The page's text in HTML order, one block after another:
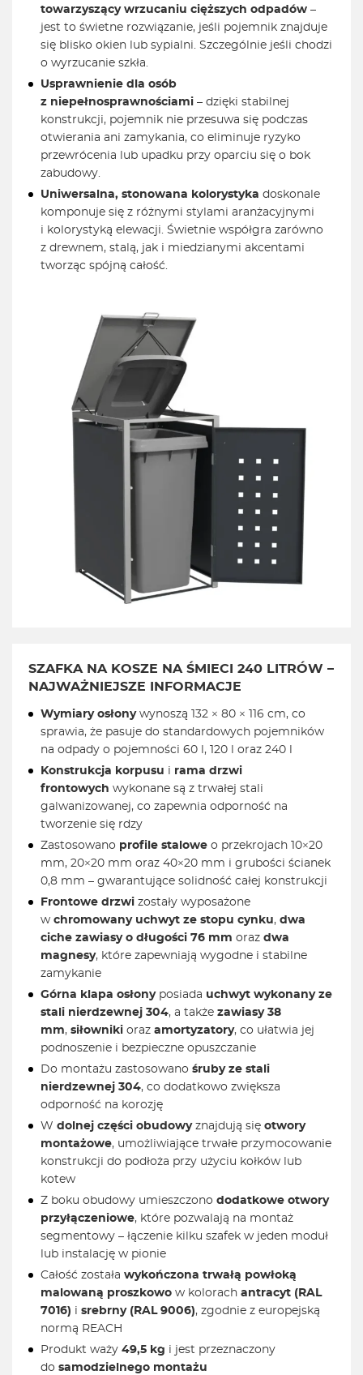
towarzyszący wrzucaniu cięższych odpadów –
jest to świetne rozwiązanie, jeśli pojemnik znajduje
się blisko okien lub sypialni. Szczególnie jeśli chodzi
o wyrzucanie szkła.
Usprawnienie dla osób
z niepełnosprawnościami – dzięki stabilnej
konstrukcji, pojemnik nie przesuwa się podczas
otwierania ani zamykania, co eliminuje ryzyko
przewrócenia lub upadku przy oparciu się o bok
zabudowy.
Uniwersalna, stonowana kolorystyka doskonale
komponuje się z różnymi stylami aranżacyjnymi
i kolorystyką elewacji. Świetnie współgra zarówno
z drewnem, stalą, jak i miedzianymi akcentami
tworząc spójną całość.
SZAFKA NA KOSZE NA ŚMIECI 240 LITRÓW –
NAJWAŻNIEJSZE INFORMACJE
Wymiary osłonywynoszą 132 × 80 × 116 cm, co
sprawia, że pasuje do standardowych pojemników
na odpady o pojemności 60 l, 120 l oraz 240 l
Konstrukcja korpusu i rama drzwi
frontowych wykonane są z trwałej stali
galwanizowanej, co zapewnia odporność na
tworzenie się rdzy
Zastosowano profile stalowe o przekrojach 10×20
mm, 20×20 mm oraz 40×20 mm i grubości ścianek
0,8 mm – gwarantujące solidność całej konstrukcji
Frontowe drzwi zostały wyposażone
w chromowany uchwyt ze stopu cynku, dwa
ciche zawiasy o długości 76 mm oraz dwa
magnesy, które zapewniają wygodne i stabilne
zamykanie
Górna klapa osłonyposiada uchwyt wykonany ze
stali nierdzewnej 304, a także zawiasy 38
mm, siłowniki oraz amortyzatory, co ułatwia jej
podnoszenie i bezpieczne opuszczanie
Do montażu zastosowano śruby ze stali
nierdzewnej 304, co dodatkowo zwiększa
odporność na korozję
W dolnej części obudowyznajdują się otwory
montażowe, umożliwiające trwałe przymocowanie
konstrukcji do podłoża przy użyciu kołków lub
kotew
Z boku obudowy umieszczono dodatkowe otwory
przyłączeniowe, które pozwalają na montaż
segmentowy – łączenie kilku szafek w jeden moduł
lub instalację w pionie
Całość została wykończona trwałą powłoką
malowaną proszkowo w kolorach antracyt (RAL
7016) i srebrny (RAL 9006), zgodnie z europejską
normą REACH
Produkt waży 49,5 kg i jest przeznaczony
do samodzielnego montażu